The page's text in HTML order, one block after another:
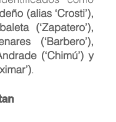
(alias ‘Crosti’),
(‘Zapatero’),
(‘Barbero’),
(‘Chimú’) y
.